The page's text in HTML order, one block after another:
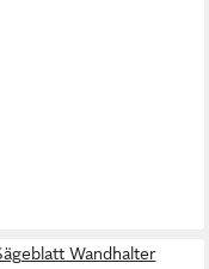
Wandhalter